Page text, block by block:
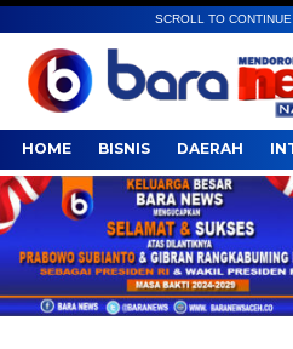
SCROLL TO
HOME BISNIS DAERAH